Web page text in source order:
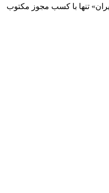
تنها با کسب مجوز مکتوب